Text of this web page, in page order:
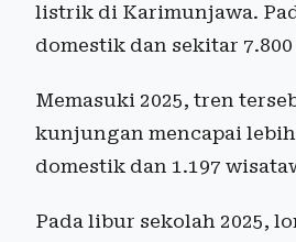
listrik di Karimunjawa.
domestik dan sekitar
Memasuki 2025, tren
kunjungan mencapai
domestik dan 1.197
Pada libur sekolah 2025,